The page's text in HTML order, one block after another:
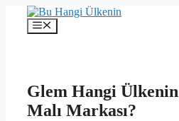
İçeriğe
Menü
Glem Hangi Ülkenin
Malı Markası?